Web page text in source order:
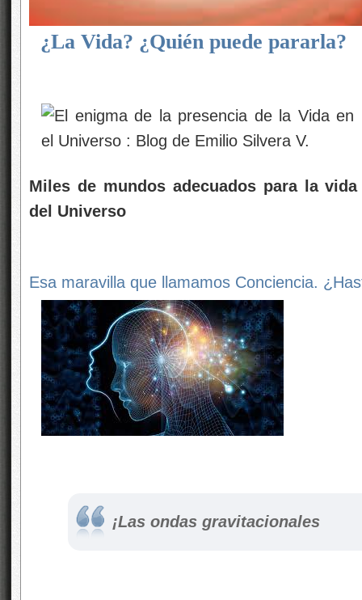
¿La Vida? ¿Quién puede pararla?
Miles de mundos adecuados para la
del Universo
Esa maravilla que llamamos Conciencia.
¡Las ondas gravitacionales